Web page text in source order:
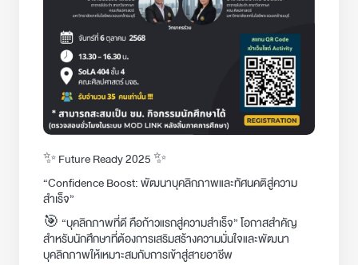
✨ Future Ready 2025 ✨
“Confidence Boost: พัฒนาบุคลิกภาพและทัศนคติสู่ความ
สำเร็จ”
🎯 “บุคลิกภาพที่ดี คือก้าวแรกสู่ความสำเร็จ” โอกาสสำคัญ
สำหรับนักศึกษาที่ต้องการเสริมสร้างความมั่นใจและพัฒนา
บุคลิกภาพให้เหมาะสมกับการเข้าสู่สายอาชีพ